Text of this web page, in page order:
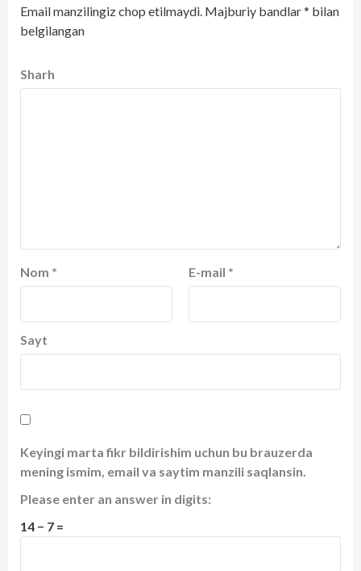
Email manzilingiz chop etilmaydi. Majburiy bandlar* bilan
belgilangan
Sharh
Nom * E-mail *
Sayt
Keyingi marta fikr bildirishim uchun bu brauzerda
mening ismim, email va saytim manzili saqlansin.
Please enter an answer in digits:
14 − 7 =